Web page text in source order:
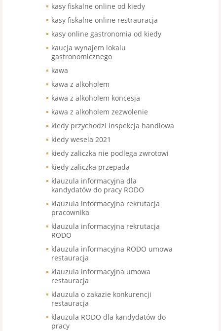
kasy fiskalne online od kiedy
kasy fiskalne online restrauracja
kasy online gastronomia od kiedy
kaucja wynajem lokalu
gastronomicznego
kawa
kawa z alkoholem
kawa z alkoholem koncesja
kawa z alkoholem zezwolenie
kiedy przychodzi inspekcja handlowa
kiedy wesela 2021
kiedy zaliczka nie podlega zwrotowi
kiedy zaliczka przepada
klauzula informacyjna dla
kandydatów do pracy RODO
klauzula informacyjna rekrutacja
pracownika
klauzula informacyjna rekrutacja
RODO
klauzula informacyjna RODO umowa
restauracja
klauzula informacyjna umowa
restauracja
klauzula o zakazie konkurencji
restauracja
klauzula RODO dla kandydatów do
pracy